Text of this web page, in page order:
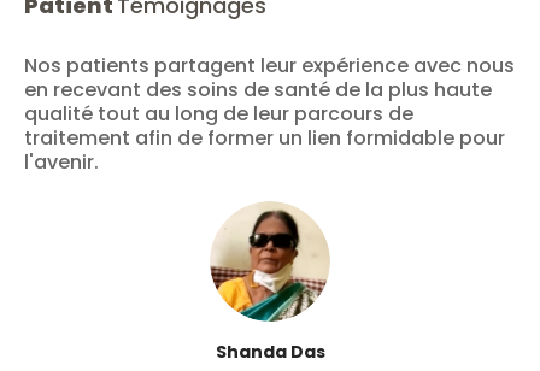
Nos patients partagent leur expérience avec nous
en recevant des soins de santé de la plus haute
qualité tout au long de leur parcours de
traitement afin de former un lien formidable pour
l'avenir.
Shanda Das